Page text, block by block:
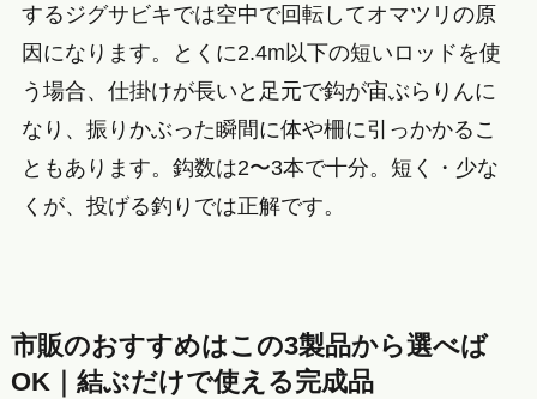
するジグサビキでは空中で回転してオマツリの原
因になります。とくに2.4m以下の短いロッドを使
う場合、仕掛けが長いと足元で鈎が宙ぶらりんに
なり、振りかぶった瞬間に体や柵に引っかかるこ
ともあります。鈎数は2〜3本で十分。短く・少な
くが、投げる釣りでは正解です。
市販のおすすめはこの3製品から選べば
OK｜結ぶだけで使える完成品